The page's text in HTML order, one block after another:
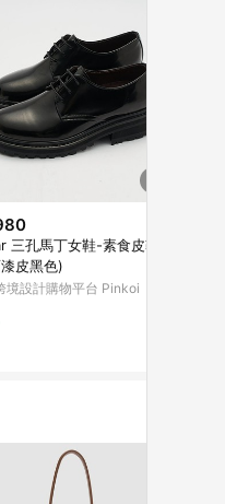
三孔馬丁女鞋-素食皮鞋
皮黑色)
境設計購物平台 Pinkoi